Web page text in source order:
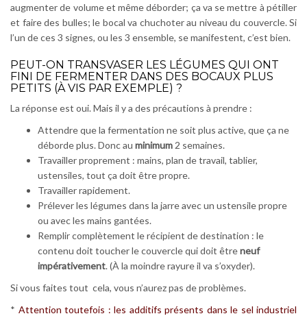
augmenter de volume et même déborder; ça va se mettre à pétiller
et faire des bulles; le bocal va chuchoter au niveau du couvercle. Si
l’un de ces 3 signes, ou les 3 ensemble, se manifestent, c’est bien.
PEUT-ON TRANSVASER LES LÉGUMES QUI ONT
FINI DE FERMENTER DANS DES BOCAUX PLUS
PETITS (À VIS PAR EXEMPLE) ?
La réponse est oui. Mais il y a des précautions à prendre :
Attendre que la fermentation ne soit plus active, que ça ne
déborde plus. Donc au minimum 2 semaines.
Travailler proprement : mains, plan de travail, tablier,
ustensiles, tout ça doit être propre.
Travailler rapidement.
Prélever les légumes dans la jarre avec un ustensile propre
ou avec les mains gantées.
Remplir complètement le récipient de destination : le
contenu doit toucher le couvercle qui doit êtreneuf
impérativement. (À la moindre rayure il va s’oxyder).
Si vous faites tout cela, vous n’aurez pas de problèmes.
* Attention toutefois : les additifs présents dans le sel industriel